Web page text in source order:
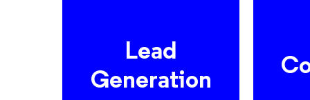
Lead
Generation
Sammel hochwertige
Leads zum Zeitpunkt des
Kaufs mit gezielten
Beilagenkampagnen.